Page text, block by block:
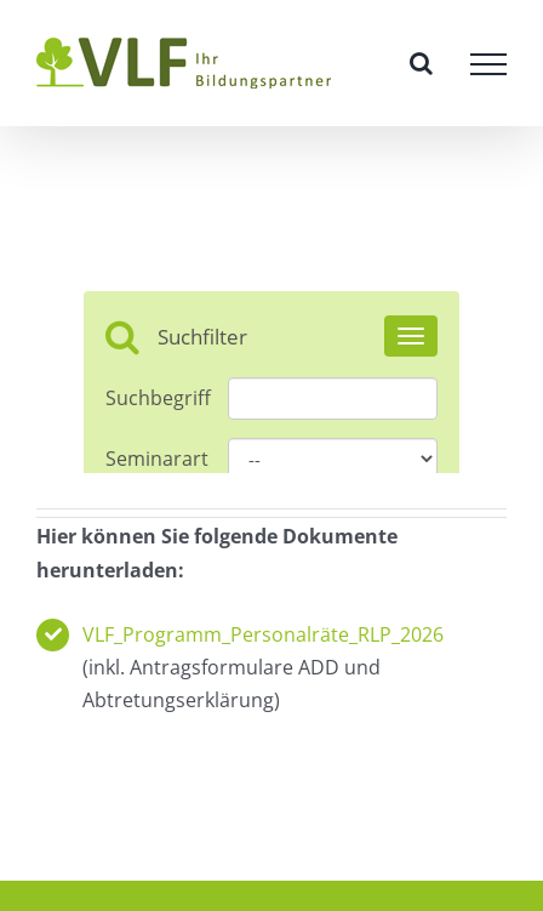
Inhalt
springen
Hier können Sie folgende Dokumente
herunterladen:
VLF_Programm_Personalräte_RLP_2026
(inkl. Antragsformulare ADD und
Abtretungserklärung)